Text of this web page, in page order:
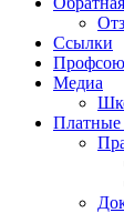
Ссылки
Медиа
Платные